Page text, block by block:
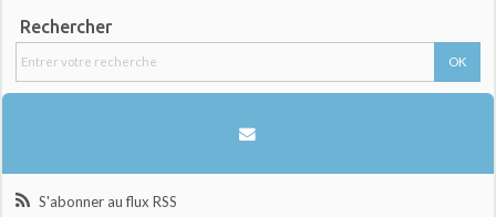
Rechercher
S'abonner au flux RSS